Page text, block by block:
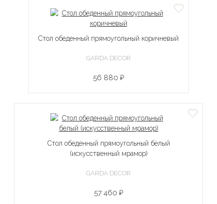
Стол обеденный прямоугольный коричневый
GARDA DECOR
56 880 ₽
Стол обеденный прямоугольный белый
(искусственный мрамор)
GARDA DECOR
57 460 ₽